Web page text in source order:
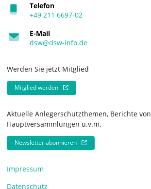
Telefon
+49 211 6697-02
E-Mail
dsw@dsw-info.de
Werden Sie jetzt Mitglied
Mitglied werden
Aktuelle Anlegerschutzthemen, Berichte von
Hauptversammlungen u.v.m.
Newsletter abonnieren
Impressum
Datenschutz